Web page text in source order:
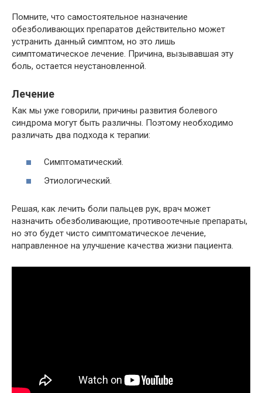
Помните, что самостоятельное назначение
обезболивающих препаратов действительно может
устранить данный симптом, но это лишь
симптоматическое лечение. Причина, вызывавшая эту
боль, остается неустановленной.
Лечение
Как мы уже говорили, причины развития болевого
синдрома могут быть различны. Поэтому необходимо
различать два подхода к терапии:
Симптоматический.
Этиологический.
Решая, как лечить боли пальцев рук, врач может
назначить обезболивающие, противоотечные препараты,
но это будет чисто симптоматическое лечение,
направленное на улучшение качества жизни пациента.